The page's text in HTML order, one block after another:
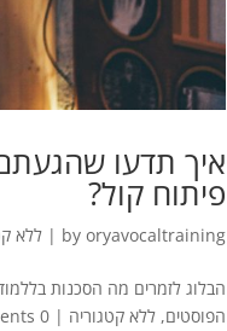
איך תדעו
פיתוח קול?
by oryavocaltraining
| ללא